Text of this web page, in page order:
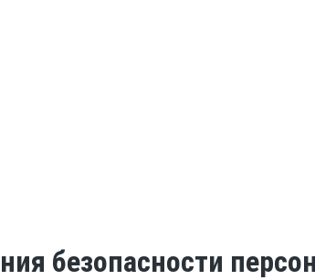
безопасности